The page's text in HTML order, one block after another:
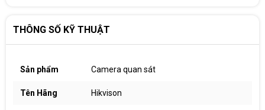
THÔNG SỐ KỸ THUẬT
Sản phẩm Camera quan sát
Tên Hãng Hikvison